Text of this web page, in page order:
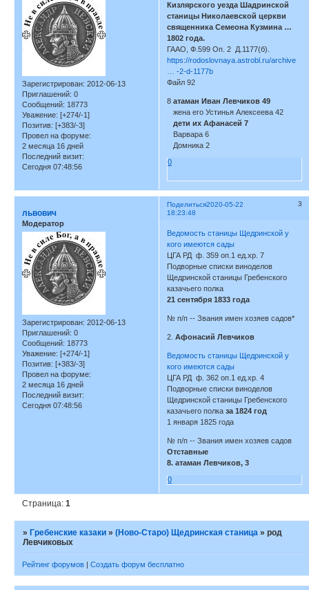
Зарегистрирован: 2012-06-13
Приглашений: 0
Сообщений: 18773
Уважение: [+274/-1]
Позитив: [+383/-3]
Провел на форуме:
2 месяца 16 дней
Последний визит:
Сегодня 07:48:56
Кизлярского уезда Шадринской
станицы Николаевской церкви
священника Семеона Кузмина …
1802 года.
ГААО, Ф.599 Оп. 2 Д.1177(б).
https://rodoslovnaya.astrobl.ru/archive
… -2-d-1177b
Файл 92
8атаман Иван Левчиков 49
жена его Устинья Алексеева 42
дети их Афанасей 7
Варвара 6
Домника 2
0
Поделиться 3
2020-05-22
18:23:48
львович
Модератор
Зарегистрирован: 2012-06-13
Приглашений: 0
Сообщений: 18773
Уважение: [+274/-1]
Позитив: [+383/-3]
Провел на форуме:
2 месяца 16 дней
Последний визит:
Сегодня 07:48:56
Ведомость станицы Щедринской у
кого имеются сады
ЦГА РД ф. 359 оп.1 ед.хр. 7
Подворные списки виноделов
Щедринской станицы Гребенского
казачьего полка
21 сентября 1833 года
№ п/п -- Звания имен хозяев садов*
2.Афонасий Левчиков
Ведомость станицы Щедринской у
кого имеются сады
ЦГА РД ф. 362 оп.1 ед.хр. 4
Подворные списки виноделов
Щедринской станицы Гребенского
казачьего полказа 1824 год
1 января 1825 года
№ п/п -- Звания имен хозяев садов
Отставные
8. атаман Левчиков, 3
0
Страница:1
» Гребенские казаки »(Ново-Старо) Щедринская станица »род
Левчиковых
Рейтинг форумов | Создать форум бесплатно